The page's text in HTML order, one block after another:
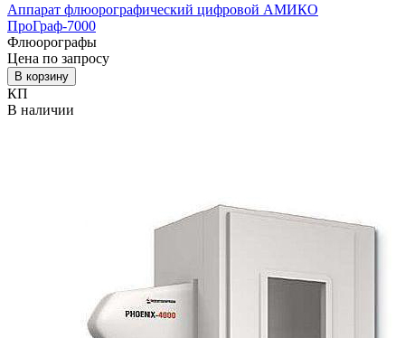
Аппарат флюорографический цифровой АМИКО
ПроГраф-7000
Флюорографы
Цена по запросу
В корзину
КП
В наличии